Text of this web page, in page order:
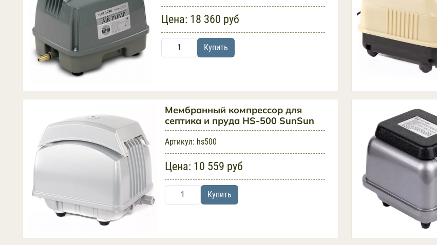
Цена: 18 360 руб
Купить
Мембранный компрессор для
септика и пруда HS-500 SunSun
Артикул: hs500
Цена: 10 559 руб
Купить